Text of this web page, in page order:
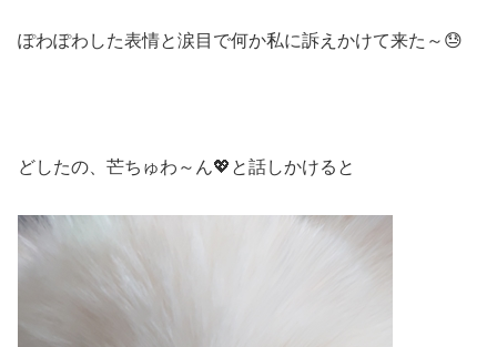
ぽわぽわした表情と涙目で何か私に訴えかけて来た～😓
どしたの、芒ちゅわ～ん💖と話しかけると